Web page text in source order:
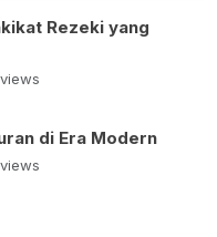
Rezeki yang
di Era Modern